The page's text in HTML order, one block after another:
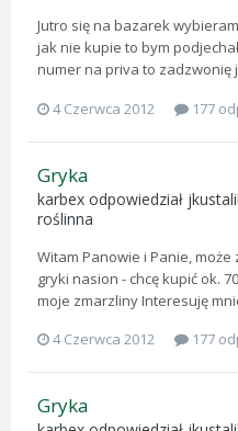
Jutro się na bazarek
jak nie kupie to bym
numer na priva to zadzwonię
4 Czerwca 2012
177
Gryka
karbex odpowiedział
roślinna
Witam Panowie i Panie, może
gryki nasion - chcę kupić ok.
moje zmarzliny Interesuję
4 Czerwca 2012
177
Gryka